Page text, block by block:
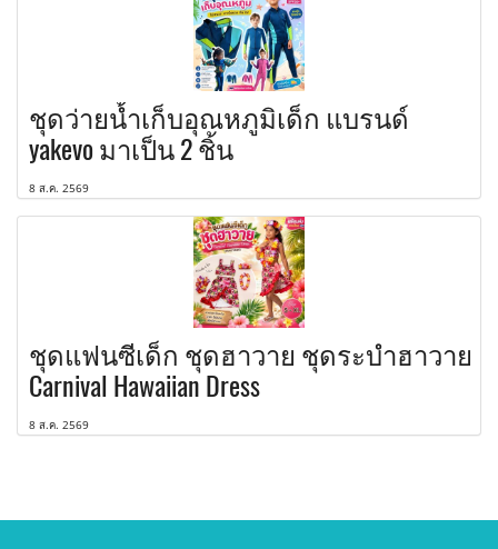
ชุดว่ายน้ำเก็บอุณหภูมิเด็ก แบรนด์
yakevo มาเป็น 2 ชิ้น
8 ส.ค. 2569
ชุดแฟนซีเด็ก ชุดฮาวาย ชุดระบำฮาวาย
Carnival Hawaiian Dress
8 ส.ค. 2569